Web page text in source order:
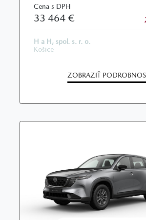
Cena s DPH
33 464 €
H a H, spol. s. r. o.
Košice
ZOBRAZIŤ